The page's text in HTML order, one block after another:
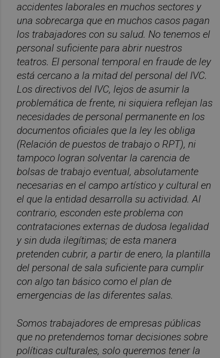
accidentes laborales en muchos sectores y
una sobrecarga que en muchos casos pagan
los trabajadores con su salud. No tenemos el
personal suficiente para abrir nuestros
teatros. El personal temporal en fraude de ley
está cercano a la mitad del personal del IVC.
Los directivos del IVC, lejos de asumir la
problemática de frente, ni siquiera reflejan las
necesidades de personal permanente en los
documentos oficiales que la ley les obliga
(Relación de puestos de trabajo o RPT), ni
tampoco logran solventar la carencia de
bolsas de trabajo eventual, absolutamente
necesarias en el campo artístico y cultural en
el que la entidad desarrolla su actividad. Al
contrario, esconden este problema con
contrataciones externas de dudosa legalidad
y sin duda ilegítimas; de esta manera
pretenden cubrir, a partir de enero, la plantilla
del personal de sala suficiente para cumplir
con algo tan básico como el plan de
emergencias de las diferentes salas.
Somos trabajadores de empresas públicas
que no pretendemos tomar decisiones sobre
políticas culturales, solo queremos tener la